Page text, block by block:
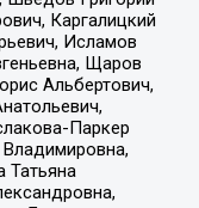
Каргалицкий
Исламов
Щаров
Альбертович,
Паркер
Татьяна